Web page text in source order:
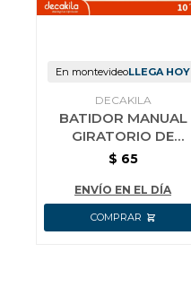
En montevideoLLEGA HOY
DECAKILA
BATIDOR MANUAL
GIRATORIO DE
COCINA AC INOX
$ 65
ENVÍO EN EL DÍA